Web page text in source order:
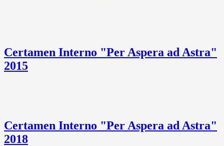
Certamen Interno "Per Aspera ad Astra"
2015
Certamen Interno "Per Aspera ad Astra"
2018